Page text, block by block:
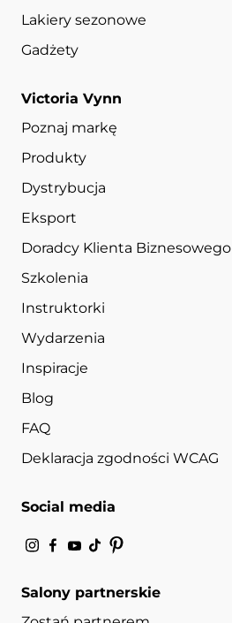
Lakiery sezonowe
Gadżety
Victoria Vynn
Poznaj markę
Produkty
Dystrybucja
Eksport
Doradcy Klienta Biznesowego
Szkolenia
Instruktorki
Wydarzenia
Inspiracje
Blog
FAQ
Deklaracja zgodności WCAG
Social media
Salony partnerskie